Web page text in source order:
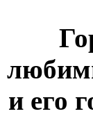
и его